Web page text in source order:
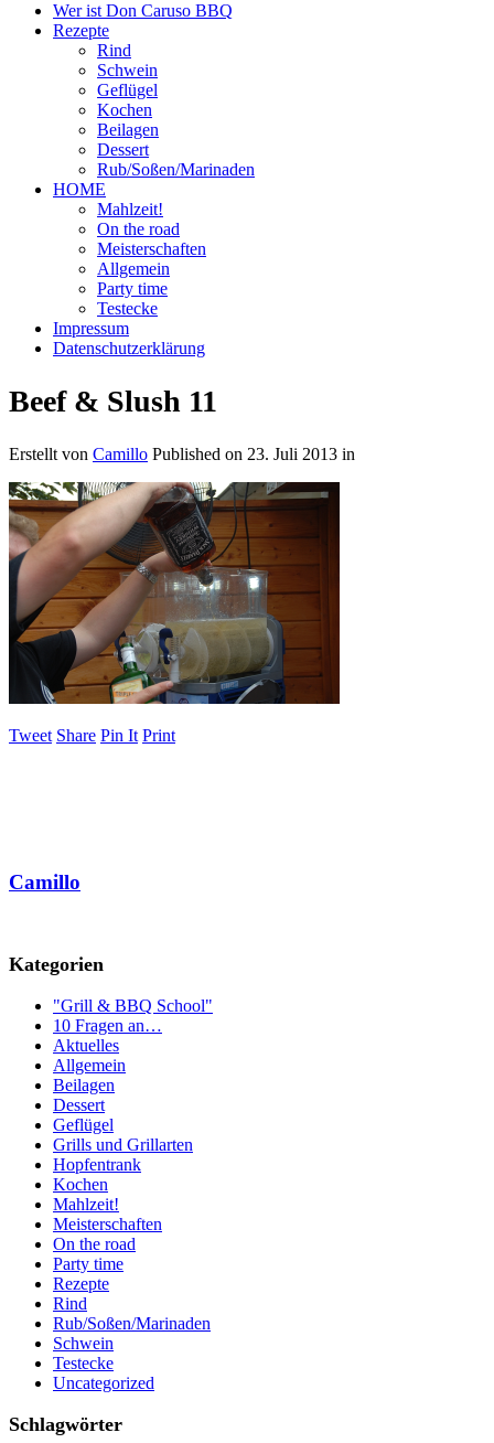
Wer ist Don Caruso BBQ
Rezepte
Rind
Schwein
Geflügel
Kochen
Beilagen
Dessert
Rub/Soßen/Marinaden
HOME
Mahlzeit!
On the road
Meisterschaften
Allgemein
Party time
Testecke
Impressum
Datenschutzerklärung
Beef & Slush 11
Erstellt von Camillo Published on 23. Juli 2013 in
Tweet Share Pin It Print
Camillo
Kategorien
"Grill & BBQ School"
10 Fragen an…
Aktuelles
Allgemein
Beilagen
Dessert
Geflügel
Grills und Grillarten
Hopfentrank
Kochen
Mahlzeit!
Meisterschaften
On the road
Party time
Rezepte
Rind
Rub/Soßen/Marinaden
Schwein
Testecke
Uncategorized
Schlagwörter